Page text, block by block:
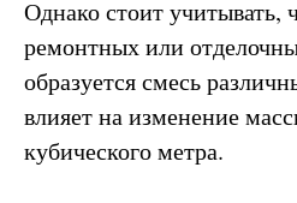
Однако стоит учитывать,
ремонтных или
образуется смесь
влияет на изменение
кубического метра.